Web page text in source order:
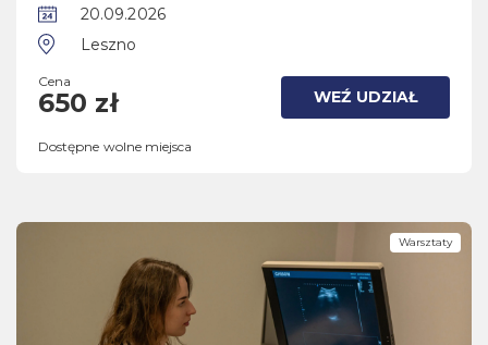
20.09.2026
Leszno
Cena
650 zł WEŹ UDZIAŁ
Dostępne wolne miejsca
Warsztaty